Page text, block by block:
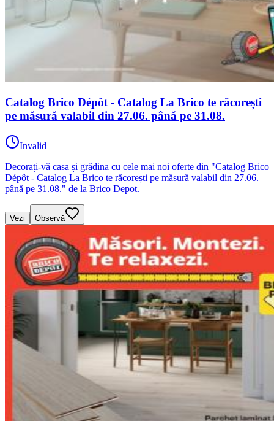
Catalog Brico Dépôt - Catalog La Brico te răcorești
pe măsură valabil din 27.06. până pe 31.08.
Invalid
Decorați-vă casa și grădina cu cele mai noi oferte din "Catalog Brico
Dépôt - Catalog La Brico te răcorești pe măsură valabil din 27.06.
până pe 31.08." de la Brico Depot.
Vezi Observă